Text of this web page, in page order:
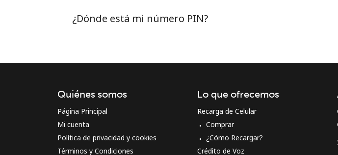
¿Dónde está mi número PIN?
Quiénes somos
Página Principal
Mi cuenta
Política de privacidad y cookies
Términos y Condiciones
Lo que ofrecemos
Recarga de Celular
Comprar
¿Cómo Recargar?
Crédito de Voz